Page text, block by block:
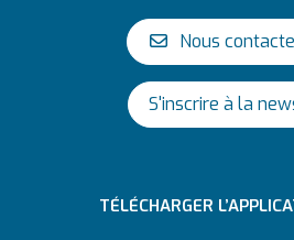
Nous
S'inscrire à la
TÉLÉCHARGER